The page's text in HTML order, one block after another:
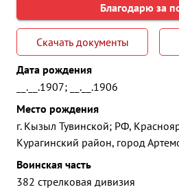
Благодарю за
Скачать документы
Дата рождения
__.__.1907; __.__.1906
Место рождения
г. Кызыл Тувинской; РФ,
Курагинский район, город
Воинская часть
382 стрелковая дивизия